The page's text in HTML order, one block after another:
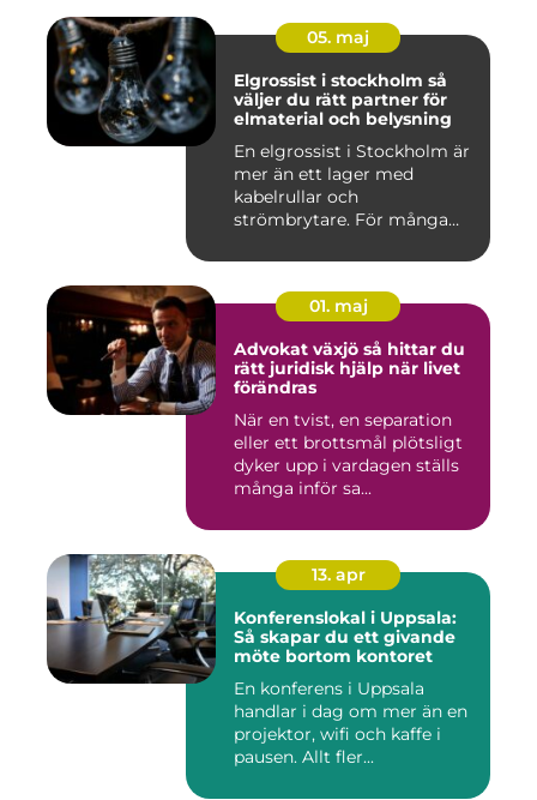
05. maj
Elgrossist i stockholm så
väljer du rätt partner för
elmaterial och belysning
En elgrossist i Stockholm är
mer än ett lager med
kabelrullar och
strömbrytare. För många
01. maj
Advokat växjö så hittar du
rätt juridisk hjälp när livet
förändras
När en tvist, en separation
eller ett brottsmål plötsligt
dyker upp i vardagen ställs
många inför sa...
13. apr
Konferenslokal i Uppsala:
Så skapar du ett givande
möte bortom kontoret
En konferens i Uppsala
handlar i dag om mer än en
projektor, wifi och kaffe i
pausen. Allt fler...